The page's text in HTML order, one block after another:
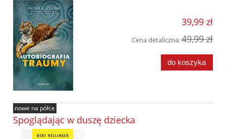
39,99 zł
Cena detaliczna:49,99 zł
do koszyka
Spoglądając w duszę dziecka
nowe na półce